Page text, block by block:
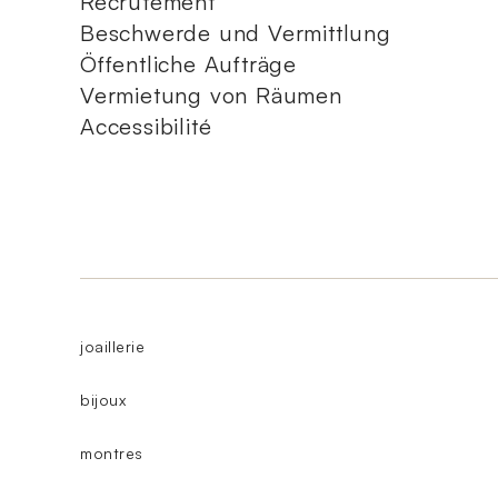
Beschwerde und Vermittlung
Öffentliche Aufträge
Vermietung von Räumen
Accessibilité
joaillerie
bijoux
montres